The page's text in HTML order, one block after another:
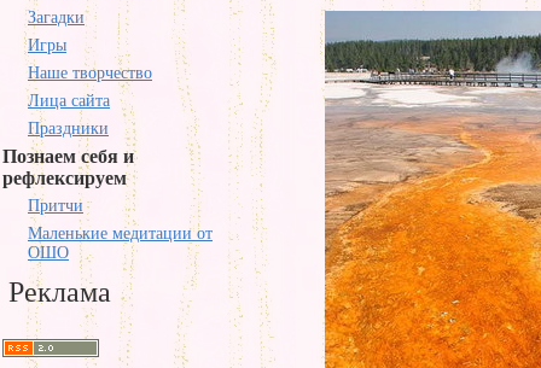
Загадки
Игры
Наше творчество
Лица сайта
Праздники
Познаем себя и
рефлексируем
Притчи
Маленькие медитации от
ОШО
Реклама